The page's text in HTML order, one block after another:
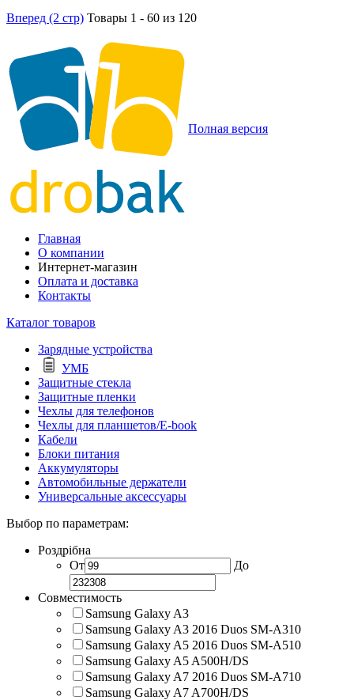
Вперед (2 стр) Товары 1 - 60 из 120
Полная версия
Главная
О компании
Интернет-магазин
Оплата и доставка
Контакты
Каталог товаров
Зарядные устройства
УМБ
Защитные стекла
Защитные пленки
Чехлы для телефонов
Чехлы для планшетов/E-book
Кабели
Блоки питания
Аккумуляторы
Автомобильные держатели
Универсальные аксессуары
Выбор по параметрам:
Роздрібна
От
До
Совместимость
Samsung Galaxy A3
Samsung Galaxy A3 2016 Duos SM-A310
Samsung Galaxy A5 2016 Duos SM-A510
Samsung Galaxy A5 A500H/DS
Samsung Galaxy A7 2016 Duos SM-A710
Samsung Galaxy A7 A700H/DS